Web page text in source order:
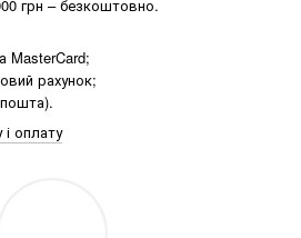
грн – безкоштовно.
MasterCard;
рахунок;
оплату